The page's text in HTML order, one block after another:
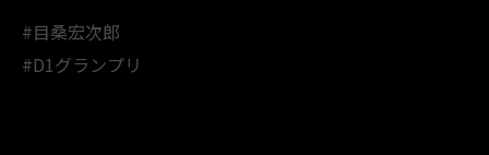
#目桑宏次郎
#D1グランプリ